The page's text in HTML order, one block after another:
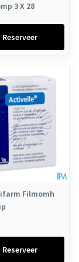
3 X 28
Reserveer
Filmomh
Reserveer